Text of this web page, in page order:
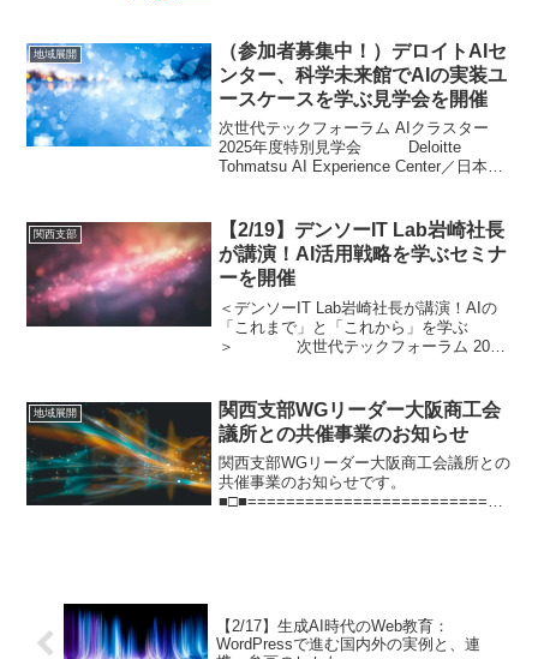
の活動をご紹介...
地域展開
（参加者募集中！）デロイトAIセ
ンター、科学未来館でAIの実装ユ
ースケースを学ぶ見学会を開催
次世代テックフォーラム AIクラスター
2025年度特別見学会 Deloitte
Tohmatsu AI Experience Center／日本科
営する共創型...
関西支部
【2/19】デンソーIT Lab岩崎社長
が講演！AI活用戦略を学ぶセミナ
ーを開催
＜デンソーIT Lab岩崎社長が講演！AIの
「これまで」と「これから」を学ぶ
＞ 次世代テックフォーラム 2025
所：大阪商工会議所 地下1...
地域展開
関西支部WGリーダー大阪商工会
議所との共催事業のお知らせ
関西支部WGリーダー大阪商工会議所との
共催事業のお知らせです。
■□■===========================
【2/17】生成AI時代のWeb教育：
WordPressで進む国内外の実例と、連